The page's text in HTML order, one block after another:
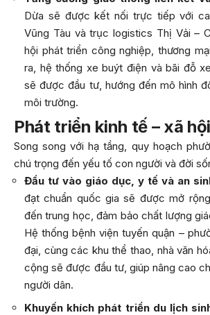
Dừa sẽ được kết nối trực tiếp với
Vũng Tàu và trục logistics Thị Vải –
hội phát triển công nghiệp, thương
ra, hệ thống xe buýt điện và bãi đỗ
sẽ được đầu tư, hướng đến mô hình
môi trường.
Phát triển kinh tế – xã
Song song với hạ tầng, quy hoạch
chú trọng đến yếu tố con người và đời
Đầu tư vào giáo dục, y tế và an
đạt chuẩn quốc gia sẽ được mở
đến trung học, đảm bảo chất lượng
Hệ thống bệnh viện tuyến quận –
đại, cùng các khu thể thao, nhà văn
cộng sẽ được đầu tư, giúp nâng cao
người dân.
Khuyến khích phát triển du lịch